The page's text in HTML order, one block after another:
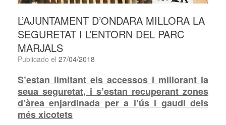
L’AJUNTAMENT D’ONDARA MILLORA LA
SEGURETAT I L’ENTORN DEL PARC
MARJALS
Publicado el 27/04/2018
S’estan limitant els accessos i millorant la
seua seguretat, i s’estan recuperant zones
d’àrea enjardinada per a l’ús i gaudi dels
més xicotets